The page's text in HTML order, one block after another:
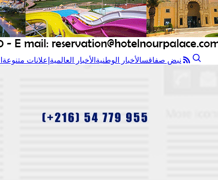
نبض صفاقسالأخبار الوطنية الأخبار العالمية إعلانات متنوعة